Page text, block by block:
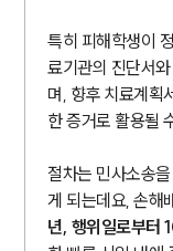
특히 피해학생이
료기관의 진단서
며, 향후 치료계획
한 증거로 활용될
절차는 민사소송
게 되는데요, 손해
년, 행위일로부터